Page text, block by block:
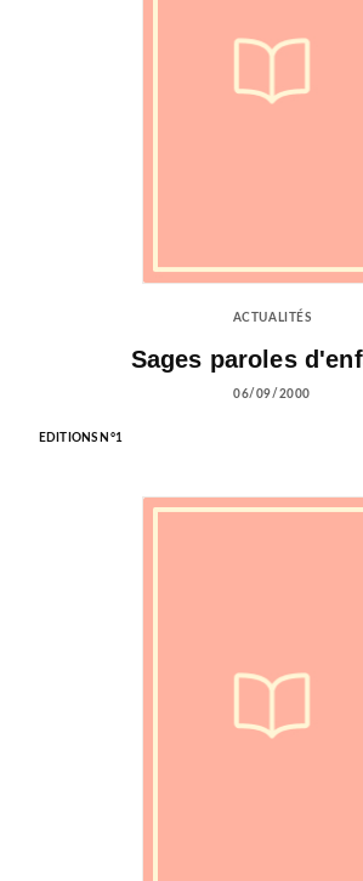
ACTUALITÉS
Sages paroles
06/09/2000
EDITIONS N°1